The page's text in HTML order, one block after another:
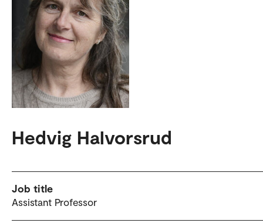
Hedvig Halvorsrud
Job title
Assistant Professor